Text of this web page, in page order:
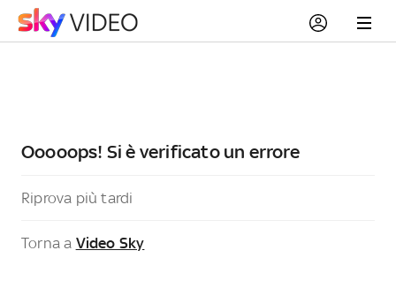
Ooooops! Si è verificato un errore
Riprova più tardi
Torna a Video Sky